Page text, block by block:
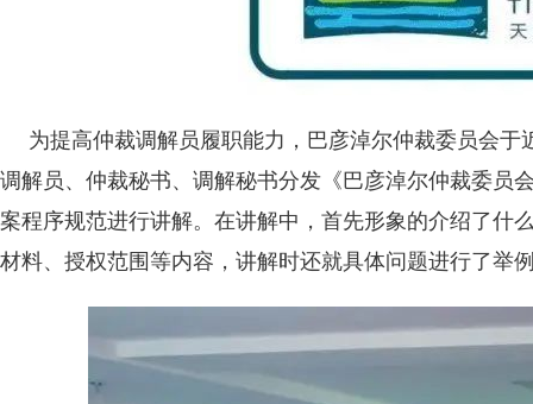
为提高仲裁调解员履职能力，巴彦淖尔仲裁委员会于
调解员、仲裁秘书、调解秘书分发《巴彦淖尔仲裁委员
案程序规范进行讲解。在讲解中，首先形象的介绍了什
材料、授权范围等内容，讲解时还就具体问题进行了举